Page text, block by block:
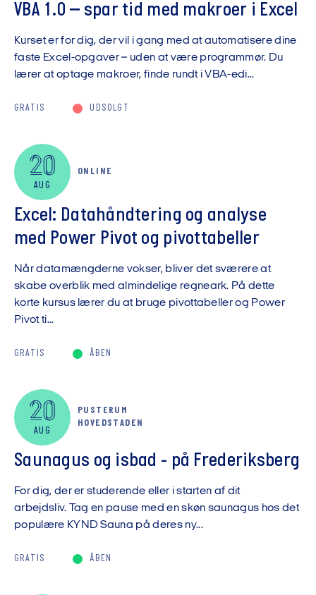
VBA 1.0 – spar tid med makroer i Excel
Kurset er for dig, der vil i gang med at automatisere dine
faste Excel-opgaver – uden at være programmør. Du
lærer at optage makroer, finde rundt i VBA-edi...
GRATIS UDSOLGT
20
AUG
ONLINE
Excel: Datahåndtering og analyse
med Power Pivot og pivottabeller
Når datamængderne vokser, bliver det sværere at
skabe overblik med almindelige regneark. På dette
korte kursus lærer du at bruge pivottabeller og Power
Pivot ti...
GRATIS ÅBEN
20
AUG
PUSTERUM
HOVEDSTADEN
Saunagus og isbad - på Frederiksberg
For dig, der er studerende eller i starten af dit
arbejdsliv. Tag en pause med en skøn saunagus hos det
populære KYND Sauna på deres ny...
GRATIS ÅBEN